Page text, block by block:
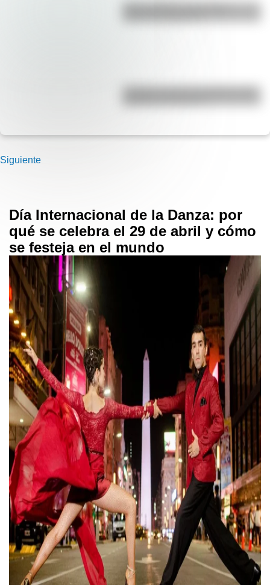
Duda resuelta: ¿es el Truco
¿Cuáles son las 10 ciudades más
Siguiente
Día Internacional de la Danza: por
qué se celebra el 29 de abril y cómo
se festeja en el mundo